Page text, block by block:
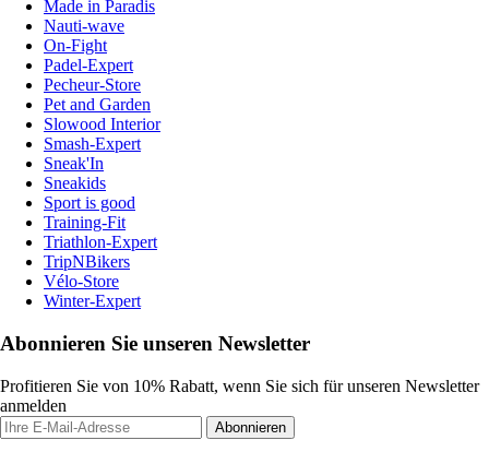
Made in Paradis
Nauti-wave
On-Fight
Padel-Expert
Pecheur-Store
Pet and Garden
Slowood Interior
Smash-Expert
Sneak'In
Sneakids
Sport is good
Training-Fit
Triathlon-Expert
TripNBikers
Vélo-Store
Winter-Expert
Abonnieren Sie unseren Newsletter
Profitieren Sie von 10% Rabatt, wenn Sie sich für unseren Newsletter
anmelden
Abonnieren